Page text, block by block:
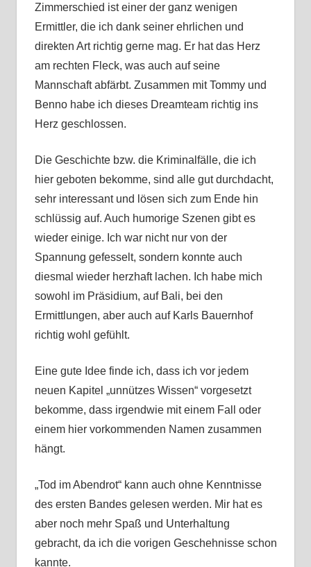
Zimmerschied ist einer der ganz wenigen
Ermittler, die ich dank seiner ehrlichen und
direkten Art richtig gerne mag. Er hat das Herz
am rechten Fleck, was auch auf seine
Mannschaft abfärbt. Zusammen mit Tommy und
Benno habe ich dieses Dreamteam richtig ins
Herz geschlossen.
Die Geschichte bzw. die Kriminalfälle, die ich
hier geboten bekomme, sind alle gut durchdacht,
sehr interessant und lösen sich zum Ende hin
schlüssig auf. Auch humorige Szenen gibt es
wieder einige. Ich war nicht nur von der
Spannung gefesselt, sondern konnte auch
diesmal wieder herzhaft lachen. Ich habe mich
sowohl im Präsidium, auf Bali, bei den
Ermittlungen, aber auch auf Karls Bauernhof
richtig wohl gefühlt.
Eine gute Idee finde ich, dass ich vor jedem
neuen Kapitel „unnützes Wissen“ vorgesetzt
bekomme, dass irgendwie mit einem Fall oder
einem hier vorkommenden Namen zusammen
hängt.
„Tod im Abendrot“ kann auch ohne Kenntnisse
des ersten Bandes gelesen werden. Mir hat es
aber noch mehr Spaß und Unterhaltung
gebracht, da ich die vorigen Geschehnisse schon
kannte.